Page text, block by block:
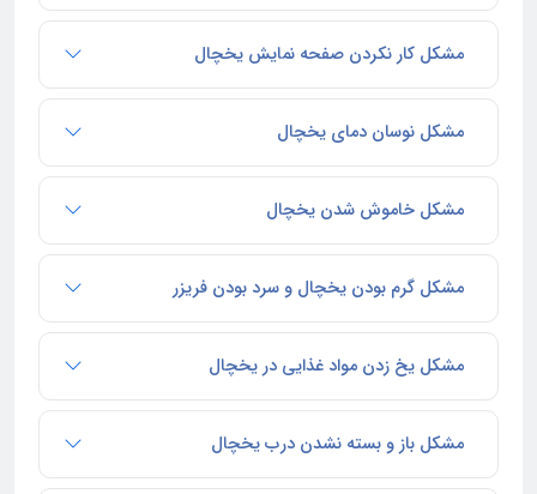
مشکل کار نکردن صفحه نمایش یخچال
مشکل نوسان دمای یخچال
مشکل خاموش شدن یخچال
مشکل گرم بودن یخچال و سرد بودن فریزر
مشکل یخ زدن مواد غذایی در یخچال
مشکل باز و بسته نشدن درب یخچال